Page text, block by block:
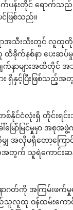
န်းတိုင် ‌ရောက်သည်
ပင်ဖြစ်သည်။
ာအသီးသီးတွင် လူထုတို
နစ်နာ ‌ပေးဆပ်မှုမ
က်နှာများအထိတိုင်
း ရှိနှင့်ပြီးဖြစ်သည့်
နိုင်ငံလုံးရှိ တိုင်းရင်း
ါ်‌မြော်မြင်မှုမှာ အစု
အလိုမရှိ‌တော့‌ကြောင်
တွက် သူရဲ‌ကောင်းဆန်ဆန်
ဂတ်ကို အကြမ်းဖက်
လူထု ဝန်ထမ်း‌ကောင်